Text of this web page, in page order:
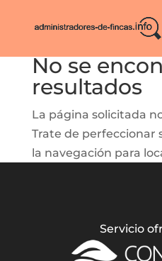
No se
resultados
La página solicitada
Trate de perfeccionar
la navegación para
Servicio